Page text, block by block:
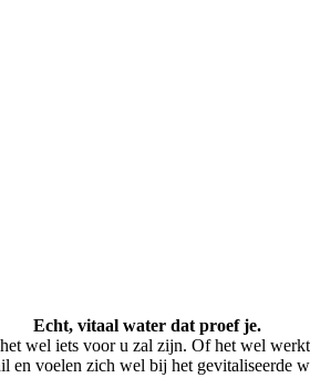
Echt, vitaal water dat proef je.
wel iets voor u zal zijn. Of het wel
voelen zich wel bij het gevitaliseerde